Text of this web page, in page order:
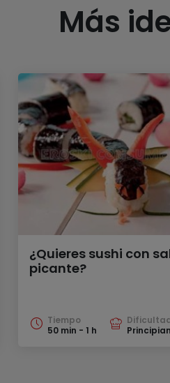
Más
¿Quieres sushi con
picante?
Tiempo
50 min - 1 h